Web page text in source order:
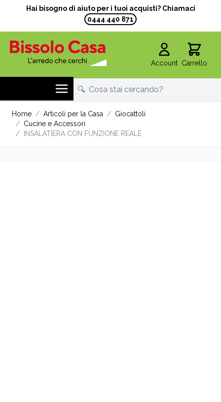
Hai bisogno di aiuto per i tuoi acquisti? Chiamaci
0444 440 871
Account Carrello
Home / Articoli per la Casa / Giocattoli
/ Cucine e Accessori
/
INSALATIERA CON FUNZIONE REALE